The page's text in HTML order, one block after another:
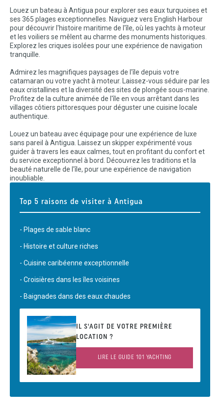
Louez un bateau à Antigua pour explorer ses eaux turquoises et
ses 365 plages exceptionnelles. Naviguez vers English Harbour
pour découvrir l'histoire maritime de l'île, où les yachts à moteur
et les voiliers se mêlent au charme des monuments historiques.
Explorez les criques isolées pour une expérience de navigation
tranquille.
Admirez les magnifiques paysages de l'île depuis votre
catamaran ou votre yacht à moteur. Laissez-vous séduire par les
eaux cristallines et la diversité des sites de plongée sous-marine.
Profitez de la culture animée de l'île en vous arrêtant dans les
villages côtiers pittoresques pour déguster une cuisine locale
authentique.
Louez un bateau avec équipage pour une expérience de luxe
sans pareil à Antigua. Laissez un skipper expérimenté vous
guider à travers les eaux calmes, tout en profitant du confort et
du service exceptionnel à bord. Découvrez les traditions et la
beauté naturelle de l'île, pour une expérience de navigation
inoubliable.
Top 5 raisons de visiter à Antigua
- Plages de sable blanc
- Histoire et culture riches
- Cuisine caribéenne exceptionnelle
- Croisières dans les îles voisines
- Baignades dans des eaux chaudes
IL S'AGIT DE VOTRE PREMIÈRE
LOCATION ?
LIRE LE GUIDE 101 YACHTING